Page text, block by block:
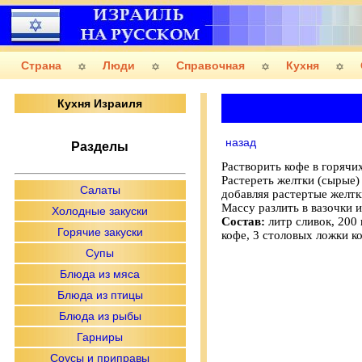
Страна Люди Справочная Кухня
Кухня Израиля
Разделы
Салаты
Холодные закуски
Горячие закуски
Супы
Блюда из мяса
Блюда из птицы
Блюда из рыбы
Гарниры
Соусы и приправы
назад
Растворить кофе в
Растереть желтки
добавляя растертые
Массу разлить в вазочки
Состав: литр сливок,
кофе, 3 столовых ложки